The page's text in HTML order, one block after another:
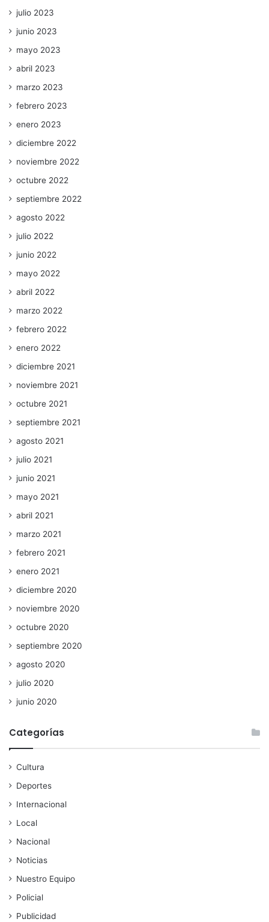
julio 2023
junio 2023
mayo 2023
abril 2023
marzo 2023
febrero 2023
enero 2023
diciembre 2022
noviembre 2022
octubre 2022
septiembre 2022
agosto 2022
julio 2022
junio 2022
mayo 2022
abril 2022
marzo 2022
febrero 2022
enero 2022
diciembre 2021
noviembre 2021
octubre 2021
septiembre 2021
agosto 2021
julio 2021
junio 2021
mayo 2021
abril 2021
marzo 2021
febrero 2021
enero 2021
diciembre 2020
noviembre 2020
octubre 2020
septiembre 2020
agosto 2020
julio 2020
junio 2020
Categorías
Cultura
Deportes
Internacional
Local
Nacional
Noticias
Nuestro Equipo
Policial
Publicidad